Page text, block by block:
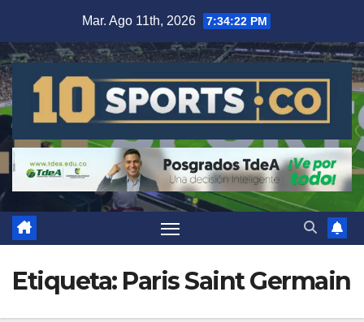
Mar. Ago 11th, 2026 7:34:24 PM
Etiqueta: Paris Saint Germain